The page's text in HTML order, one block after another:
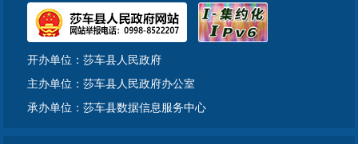
开办单位：莎车县人民政府
主办单位：莎车县人民政府办公室
承办单位：莎车县数据信息服务中心